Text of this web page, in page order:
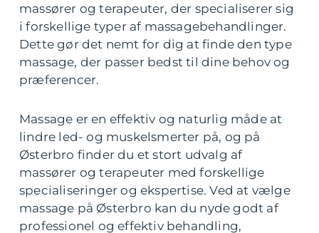
massører og terapeuter, der specialiserer sig
i forskellige typer af massagebehandlinger.
Dette gør det nemt for dig at finde den type
massage, der passer bedst til dine behov og
præferencer.
Massage er en effektiv og naturlig måde at
lindre led- og muskelsmerter på, og på
Østerbro finder du et stort udvalg af
massører og terapeuter med forskellige
specialiseringer og ekspertise. Ved at vælge
massage på Østerbro kan du nyde godt af
professionel og effektiv behandling,